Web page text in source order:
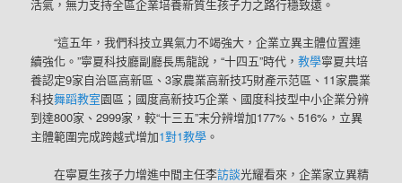
活氣，無力支持全區企業培養新質生孩子力之路行穩致遠。
“這五年，我們科技立異氣力不竭強大，企業立異主體位置連
續強化。”寧夏科技廳副廳長馬龍說，“十四五”時代，教學寧夏共培
養認定9家自治區高新區、3家農業高新技巧財產示范區、11家農業
科技舞蹈教室園區；國度高新技巧企業、國度科技型中小企業分辨
到達800家、2999家，較“十三五”末分辨增加177%、516%，立異
主體範圍完成跨越式增加1對1教學 。
在寧夏生孩子力增進中間主任李訪談光耀看來，企業家立異精